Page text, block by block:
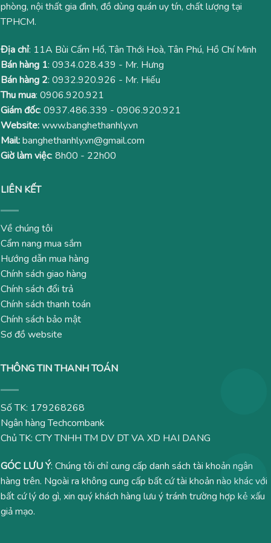
phòng, nội thất gia đình, đồ dùng quán uy tín, chất lượng tại
TPHCM.
Địa chỉ: 11A Bùi Cẩm Hổ, Tân Thới Hoà, Tân Phú, Hồ Chí Minh
Bán hàng 1: 0934.028.439 - Mr. Hưng
Bán hàng 2: 0932.920.926 - Mr. Hiếu
Thu mua: 0906.920.921
Giám đốc: 0937.486.339 - 0906.920.921
Website:www.banghethanhly.vn
Mail:banghethanhly.vn@gmail.com
Giờ làm việc: 8h00 - 22h00
LIÊN KẾT
Về chúng tôi
Cẩm nang mua sắm
Hướng dẫn mua hàng
Chính sách giao hàng
Chính sách đổi trả
Chính sách thanh toán
Chính sách bảo mật
Sơ đồ website
THÔNG TIN THANH TOÁN
Số TK: 179268268
Ngân hàng Techcombank
Chủ TK: CTY TNHH TM DV DT VA XD HAI DANG
GÓC LƯU Ý: Chúng tôi chỉ cung cấp danh sách tài khoản ngân
hàng trên. Ngoài ra không cung cấp bất cứ tài khoản nào khác với
bất cứ lý do gì, xin quý khách hàng lưu ý tránh trường hợp kẻ xấu
giả mạo.